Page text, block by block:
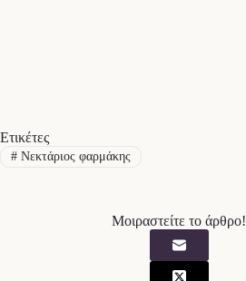
Ετικέτες
#Νεκτάριος φαρμάκης
Μοιραστείτε το άρθρο!